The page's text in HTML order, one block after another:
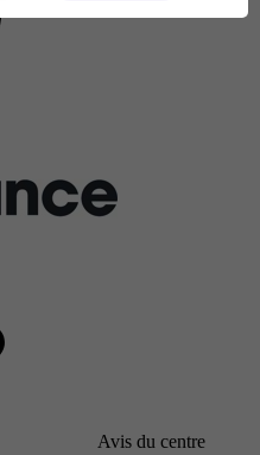
Avis du centre